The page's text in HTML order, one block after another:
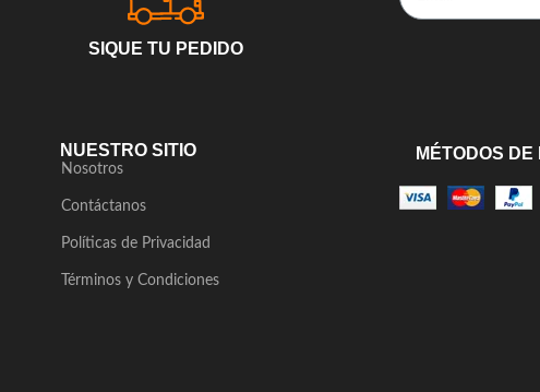
SIQUE TU PEDIDO
NUESTRO SITIO
Nosotros
Contáctanos
Políticas de Privacidad
Términos y Condiciones
MÉTODOS DE